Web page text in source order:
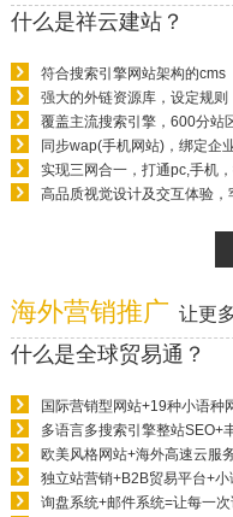
什么是祥云建站？
符合搜索引擎网站架构的cms
强大的外链资源库，设定规
覆盖主流搜索引擎，600分站
同步wap(手机网站)，绑定企
实现三网合一，打通pc,手机
高品质视觉设计及交互体验
海外营销推广 让更
什么是全球贸易通？
国际营销型网站+19种小语种
多语言多搜索引擎整站SEO+
欧美风格网站+海外高速云服
独立站营销+B2B贸易平台+
询盘系统+邮件系统=让每一